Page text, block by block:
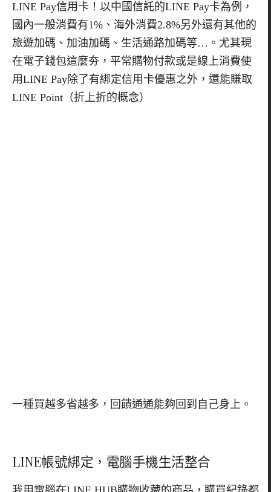
LINE Pay信用卡！以中國信託的LINE Pay卡為例，
國內一般消費有1%、海外消費2.8%另外還有其他的
旅遊加碼、加油加碼、生活通路加碼等…。尤其現
在電子錢包這麼夯，平常購物付款或是線上消費使
用LINE Pay除了有綁定信用卡優惠之外，還能賺取
LINE Point（折上折的概念）
一種買越多省越多，回饋通通能夠回到自己身上。
LINE帳號綁定，電腦手機生活整合